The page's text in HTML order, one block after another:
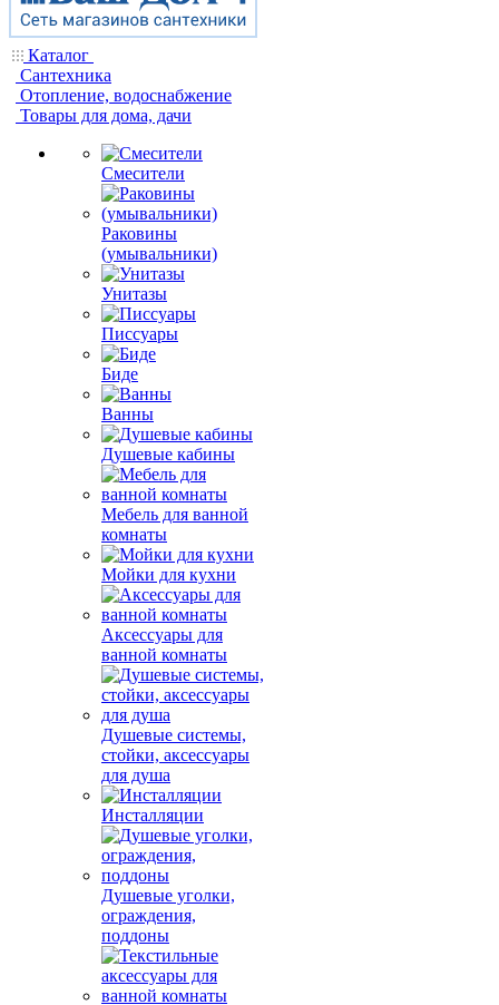
Каталог
Сантехника
Отопление, водоснабжение
Товары для дома, дачи
Смесители
Раковины
(умывальники)
Унитазы
Писсуары
Биде
Ванны
Душевые кабины
Мебель для ванной
комнаты
Мойки для кухни
Аксессуары для
ванной комнаты
Душевые системы,
стойки, аксессуары
для душа
Инсталляции
Душевые уголки,
ограждения,
поддоны